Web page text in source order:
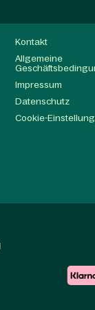
Kontakt
Allgemeine
Impressum
Datenschutz
Cookie-